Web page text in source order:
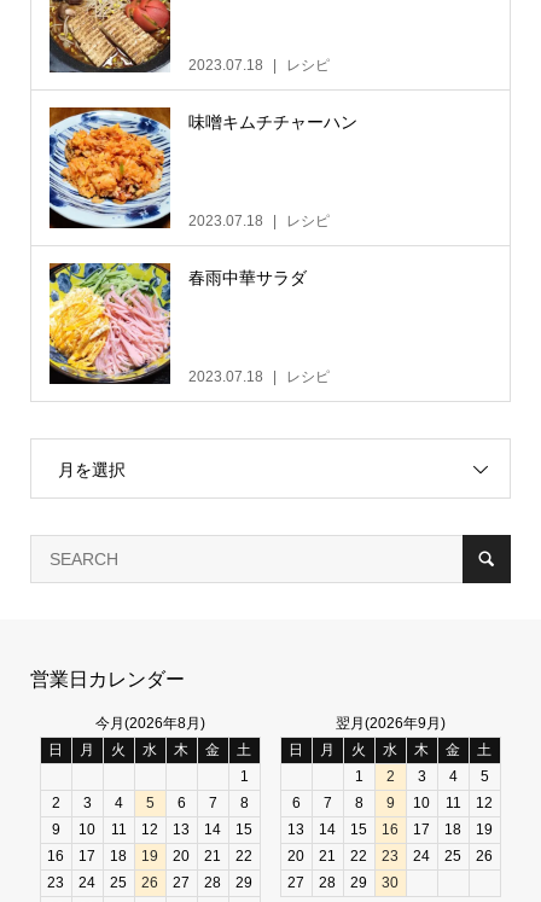
2023.07.18 レシピ
味噌キムチチャーハン
2023.07.18 レシピ
春雨中華サラダ
2023.07.18 レシピ
月を選択
営業日カレンダー
今月(2026年8月)
日
月 火 水 木 金
土
1
2
3 4 5 6 7
8
9
10 11 12 13 14
15
16
17 18 19 20 21
22
23
24 25 26 27 28
29
翌月(2026年9月)
日
月 火 水 木 金
土
1
2 3 4
5
6
7 8 9 10 11
12
13
14 15 16 17 18
19
20
21 22 23 24 25
26
27
28 29 30